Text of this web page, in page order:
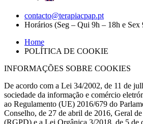
contacto@terapiacpap.pt
Horários (Seg – Qui 9h – 18h e Sex
Home
POLÍTICA DE COOKIE
INFORMAÇÕES SOBRE COOKIES
De acordo com a Lei 34/2002, de 11 de
sociedade da informação e comércio
ao Regulamento (UE) 2016/679 do
Conselho, de 27 de abril de 2016, Geral
(RGPD) e a Lei Orgânica 3/2018, de 5 de